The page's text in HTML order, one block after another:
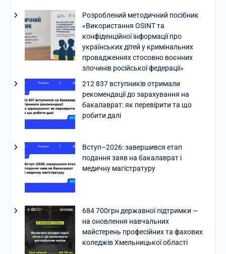
Розроблений методичний посібник
«Використання OSINT та
конфіденційної інформації про
українських дітей у кримінальних
провадженнях стосовно воєнних
злочинів російської федерації»
212 837 вступників отримали
рекомендації до зарахування на
бакалаврат: як перевірити та що
робити далі
Вступ–2026: завершився етап
подання заяв на бакалаврат і
медичну магістратуру
684 700грн державної підтримки —
на оновлення навчальних
майстерень професійних та фахових
коледжів Хмельницької області